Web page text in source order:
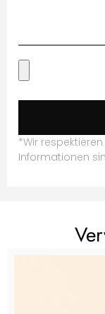
*Wir
Informationen